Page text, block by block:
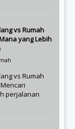
vs Rumah
yang Lebih
vs Rumah
perjalanan